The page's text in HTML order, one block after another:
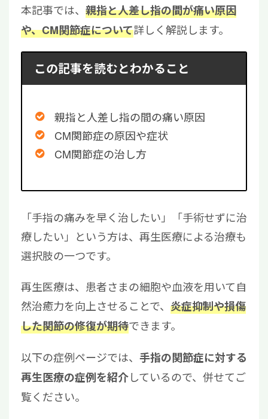
本記事では、 親指と人差し指の間が痛い原因
や、CM関節症について詳しく解説します。
この記事を読むとわかること
親指と人差し指の間の痛い原因
CM関節症の原因や症状
CM関節症の治し方
「手指の痛みを早く治したい」「手術せずに治
療したい」という方は、再生医療による治療も
選択肢の一つです。
再生医療は、患者さまの細胞や血液を用いて自
然治癒力を向上させることで、 炎症抑制や損傷
した関節の修復が期待できます。
以下の症例ページでは、 手指の関節症に対する
再生医療の症例を紹介しているので、併せてご
覧ください。